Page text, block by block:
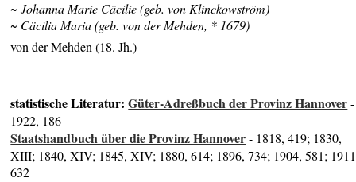
~ Johanna Marie Cäcilie (geb. von Klinckowström)
~ Cäcilia Maria (geb. von der Mehden, * 1679)
von der Mehden (18. Jh.)
statistische Literatur:Güter-Adreßbuch der Provinz Hannover-
1922, 186
Staatshandbuch über die Provinz Hannover- 1818, 419; 1830,
XIII; 1840, XIV; 1845, XIV; 1880, 614; 1896, 734; 1904, 581;
632